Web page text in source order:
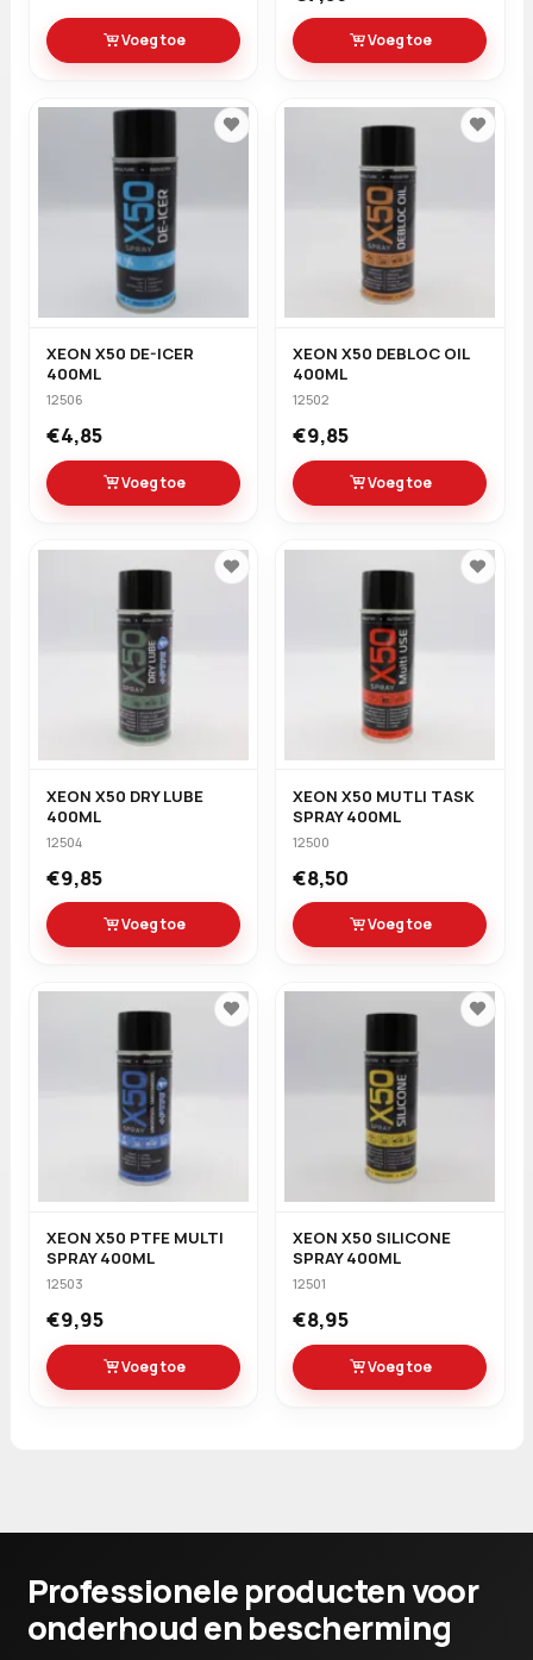
Voeg toe Voeg toe
XEON X50 DE-ICER
400ML
12506
€4,85
Voeg toe
XEON X50 DEBLOC OIL
400ML
12502
€9,85
Voeg toe
XEON X50 DRY LUBE
400ML
12504
€9,85
Voeg toe
XEON X50 MUTLI TASK
SPRAY 400ML
12500
€8,50
Voeg toe
XEON X50 PTFE MULTI
SPRAY 400ML
12503
€9,95
Voeg toe
XEON X50 SILICONE
SPRAY 400ML
12501
€8,95
Voeg toe
Professionele producten voor
onderhoud en bescherming